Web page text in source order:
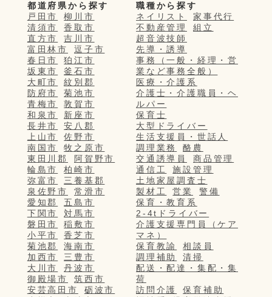
都道府県から探す
戸田市
柳川市
清須市
香取市
直方市
吉川市
富田林市
逗子市
春日市
狛江市
坂東市
釜石市
大町市
紋別郡
防府市
菊池市
青梅市
敦賀市
和泉市
新座市
長井市
安八郡
上山市
佐野市
南国市
牧之原市
東田川郡
阿賀野市
輪島市
柏崎市
弥富市
三養基郡
泉佐野市
常滑市
愛知郡
五島市
下関市
対馬市
磐田市
稲敷市
小平市
香芝市
菊池郡
海南市
加西市
三豊市
大川市
丹波市
御殿場市
筑西市
安芸高田市
砺波市
職種から探す
ネイリスト
家事代行
不動産管理
組立
超音波技師
先導・誘導
事務（一般・経理・営
業など事務全般）
医療・介護系
介護士・介護職員・ヘ
ルパー
保育士
大型ドライバー
生活支援員・世話人
調理業務
酪農
交通誘導員
商品管理
通信工
施設管理
土地家屋調査士
製材工
営業
警備
保育・教育系
2-4tドライバー
介護支援専門員（ケア
マネ）
保育教諭
相談員
調理補助
清掃
配送・配達・集配・集
荷
訪問介護
保育補助